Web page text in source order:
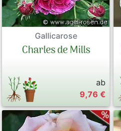
Gallicarose
Charles de Mills
ab
9,76 €